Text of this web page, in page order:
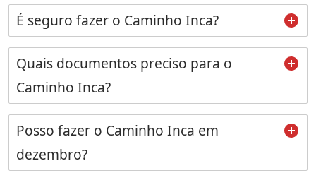
É seguro fazer o Caminho Inca?
Quais documentos preciso para o
Caminho Inca?
Posso fazer o Caminho Inca em
dezembro?